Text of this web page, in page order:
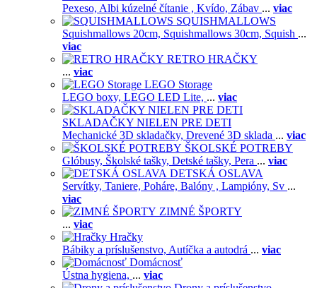
Pexeso, Albi kúzelné čítanie , Kvído, Zábav ... viac
SQUISHMALLOWS
Squishmallows 20cm, Squishmallows 30cm, Squish ...
viac
RETRO HRAČKY
... viac
LEGO Storage
LEGO boxy, LEGO LED Lite, ... viac
SKLADAČKY NIELEN PRE DETI
Mechanické 3D skladačky, Drevené 3D sklada ... viac
ŠKOLSKÉ POTREBY
Glóbusy, Školské tašky, Detské tašky, Pera ... viac
DETSKÁ OSLAVA
Servítky, Taniere, Poháre, Balóny , Lampióny, Sv ...
viac
ZIMNÉ ŠPORTY
... viac
Hračky
Bábiky a príslušenstvo, Autíčka a autodrá ... viac
Domácnosť
Ústna hygiena, ... viac